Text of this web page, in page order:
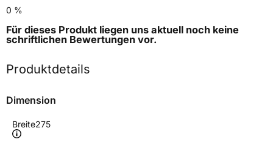
0 %
Für dieses Produkt liegen uns aktuell noch keine
schriftlichen Bewertungen vor.
Produktdetails
Dimension
Breite275